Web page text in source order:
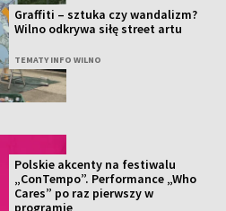
Graffiti – sztuka czy wandalizm?
Wilno odkrywa siłę street artu
TEMATY INFO WILNO
Polskie akcenty na festiwalu
„ConTempo”. Performance „Who
Cares” po raz pierwszy w
programie